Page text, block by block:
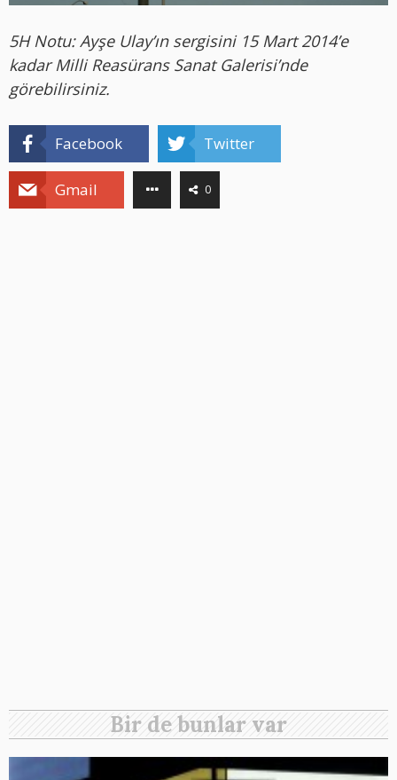
5H Notu: Ayşe Ulay’ın sergisini 15 Mart 2014’e
kadar Milli Reasürans Sanat Galerisi’nde
görebilirsiniz.
Facebook Twitter
Gmail 0
Bir de bunlar var